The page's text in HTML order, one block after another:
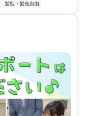
髪型・髪色自由